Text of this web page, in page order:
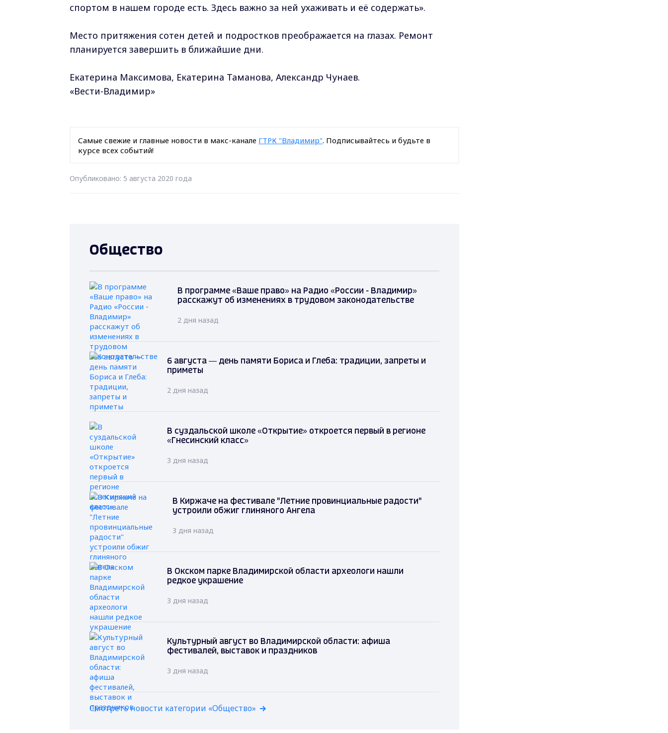
спортом в нашем городе есть. Здесь важно за ней ухаживать и её содержать».
Место притяжения сотен детей и подростков преображается на глазах. Ремонт
планируется завершить в ближайшие дни.
Екатерина Максимова, Екатерина Таманова, Александр Чунаев.
«Вести-Владимир»
Самые свежие и главные новости в макс-канале ГТРК "Владимир". Подписывайтесь и будьте в
курсе всех событий!
Опубликовано: 5 августа 2020 года
Общество
В программе «Ваше право» на Радио «России - Владимир»
расскажут об изменениях в трудовом законодательстве
2 дня назад
6 августа — день памяти Бориса и Глеба: традиции, запреты и
приметы
2 дня назад
В суздальской школе «Открытие» откроется первый в регионе
«Гнесинский класс»
3 дня назад
В Киржаче на фестивале "Летние провинциальные радости"
устроили обжиг глиняного Ангела
3 дня назад
В Окском парке Владимирской области археологи нашли
редкое украшение
3 дня назад
Культурный август во Владимирской области: афиша
фестивалей, выставок и праздников
3 дня назад
Смотреть новости категории «Общество»